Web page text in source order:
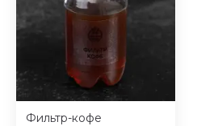
Фильтр-кофе